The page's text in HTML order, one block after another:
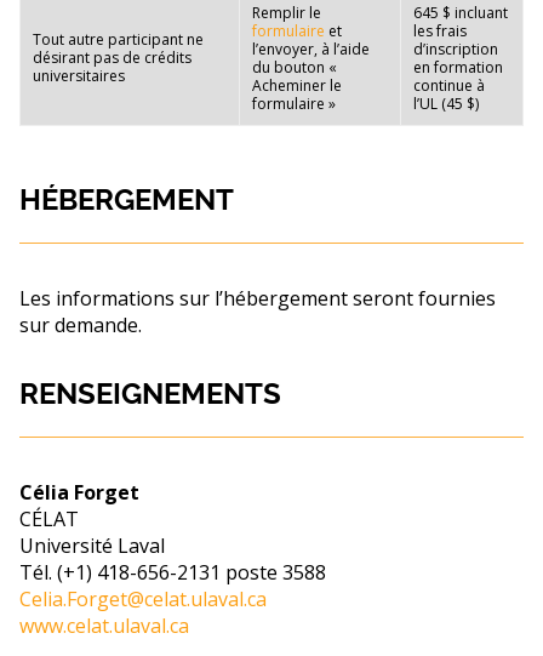
Tout autre participant ne
désirant pas de crédits
universitaires
Remplir le
formulaire et
l’envoyer, à l’aide
du bouton «
Acheminer le
formulaire »
645 $ incluant
les frais
d’inscription
en formation
continue à
l’UL (45 $)
HÉBERGEMENT
Les informations sur l’hébergement seront fournies
sur demande.
RENSEIGNEMENTS
Célia Forget
CÉLAT
Université Laval
Tél. (+1) 418-656-2131 poste 3588
Celia.Forget@celat.ulaval.ca
www.celat.ulaval.ca